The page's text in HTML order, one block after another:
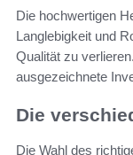
Die hochwertigen
Langlebigkeit und
Qualität zu
ausgezeichnete
Die
Die Wahl des